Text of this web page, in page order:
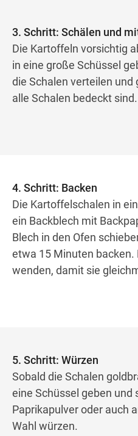
3. Schritt: Schälen und
Die Kartoffeln vorsichtig
in eine große Schüssel
die Schalen verteilen
alle Schalen bedeckt sind.
4. Schritt: Backen
Die Kartoffelschalen in
ein Backblech mit
Blech in den Ofen
etwa 15 Minuten backen.
wenden, damit sie
5. Schritt: Würzen
Sobald die Schalen
eine Schüssel geben und
Paprikapulver oder auch
Wahl würzen.